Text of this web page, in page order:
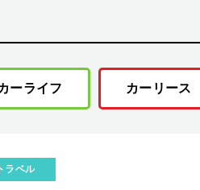
ーライフ カーリース
トラベル